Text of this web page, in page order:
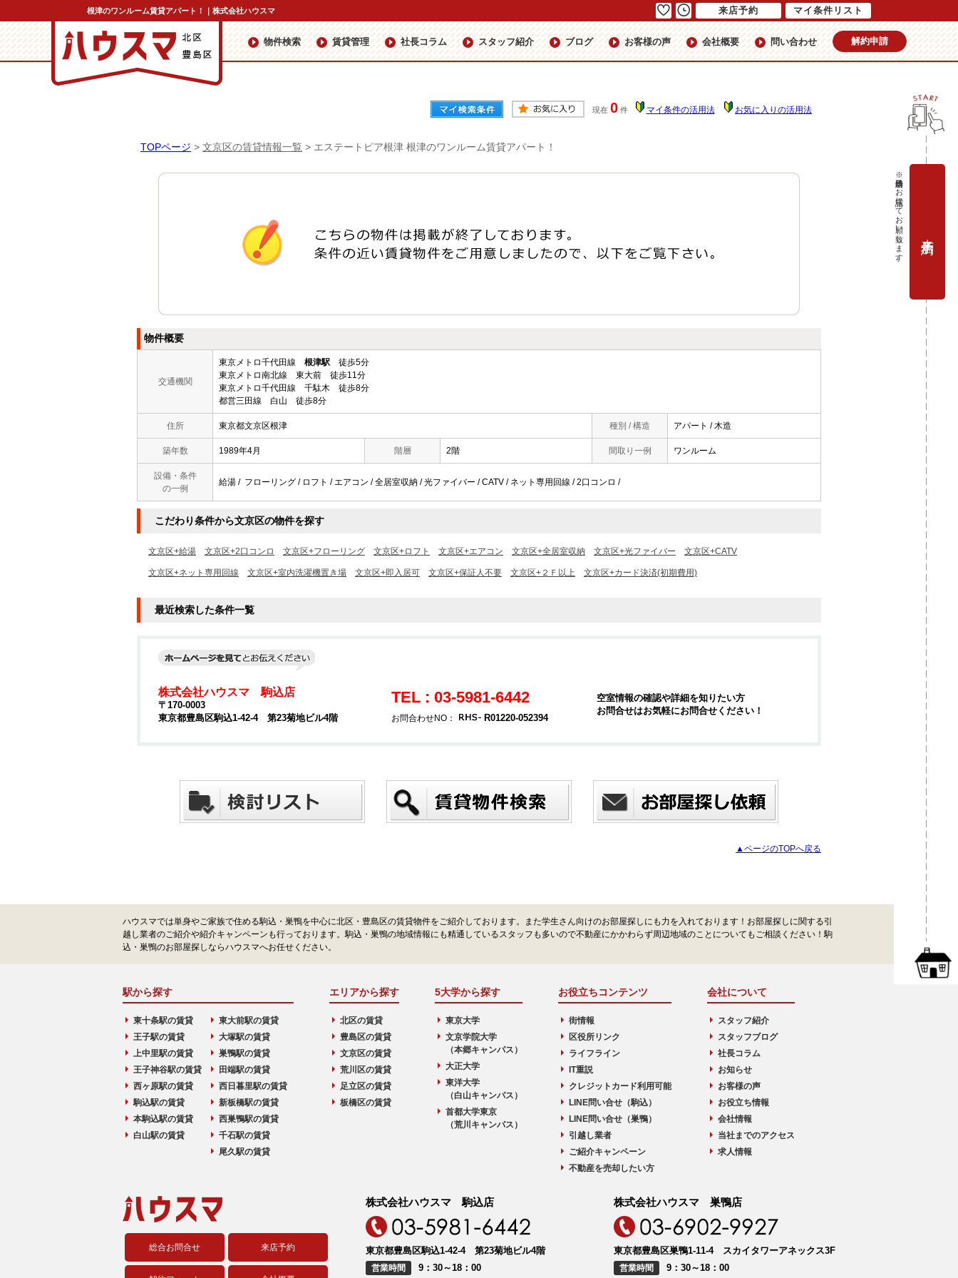
根津のワンルーム賃貸アパート！｜株式会社ハウスマ
物件検索 賃貸管理 社長コラム スタッフ紹介 ブログ お客様の声 会社概要 問い合わせ 解約申請
現在 0 件 マイ条件の活用法 お気に入りの活用法
TOPページ > 文京区の賃貸情報一覧 > エステートピア根津 根津のワンルーム賃貸アパート！
物件概要
交通機関
東京メトロ千代田線 根津駅 徒歩5分
東京メトロ南北線 東大前 徒歩11分
東京メトロ千代田線 千駄木 徒歩8分
都営三田線 白山 徒歩8分
住所 東京都文京区根津 種別 / 構造 アパート / 木造
築年数 1989年4月 階層 2階 間取り一例 ワンルーム
設備・条件
の一例
給湯 / フローリング / ロフト / エアコン / 全居室収納 / 光ファイバー / CATV / ネット専用回線 / 2口コンロ /
こだわり条件から文京区の物件を探す
文京区+給湯 文京区+2口コンロ 文京区+フローリング 文京区+ロフト 文京区+エアコン 文京区+全居室収納 文京区+光ファイバー 文京区+CATV
文京区+ネット専用回線 文京区+室内洗濯機置き場 文京区+即入居可 文京区+保証人不要 文京区+２Ｆ以上 文京区+カード決済(初期費用)
最近検索した条件一覧
株式会社ハウスマ 駒込店
〒170-0003
東京都豊島区駒込1-42-4 第23菊地ビル4階
TEL : 03-5981-6442
お問合わせNO： R01220-052394
空室情報の確認や詳細を知りたい方
お問合せはお気軽にお問合せください！
▲ページのTOPへ戻る
ハウスマでは単身やご家族で住める駒込・巣鴨を中心に北区・豊島区の賃貸物件をご紹介しております。また学生さん向けのお部屋探しにも力を入れております！お部屋探しに関する引
越し業者のご紹介や紹介キャンペーンも行っております。駒込・巣鴨の地域情報にも精通しているスタッフも多いので不動産にかかわらず周辺地域のことについてもご相談ください！駒
込・巣鴨のお部屋探しならハウスマへお任せください。
駅から探す
東十条駅の賃貸
王子駅の賃貸
上中里駅の賃貸
王子神谷駅の賃貸
西ヶ原駅の賃貸
駒込駅の賃貸
本駒込駅の賃貸
白山駅の賃貸
東大前駅の賃貸
大塚駅の賃貸
巣鴨駅の賃貸
田端駅の賃貸
西日暮里駅の賃貸
新板橋駅の賃貸
西巣鴨駅の賃貸
千石駅の賃貸
尾久駅の賃貸
エリアから探す
北区の賃貸
豊島区の賃貸
文京区の賃貸
荒川区の賃貸
足立区の賃貸
板橋区の賃貸
5大学から探す
東京大学
文京学院大学
（本郷キャンパス）
大正大学
東洋大学
（白山キャンパス）
首都大学東京
（荒川キャンパス）
お役立ちコンテンツ
街情報
区役所リンク
ライフライン
IT重説
クレジットカード利用可能
LINE問い合せ（駒込）
LINE問い合せ（巣鴨）
引越し業者
ご紹介キャンペーン
不動産を売却したい方
会社について
スタッフ紹介
スタッフブログ
社長コラム
お知らせ
お客様の声
お役立ち情報
会社情報
当社までのアクセス
求人情報
総合お問合せ 来店予約
株式会社ハウスマ 駒込店
東京都豊島区駒込1-42-4 第23菊地ビル4階
営業時間 9：30～18：00
株式会社ハウスマ 巣鴨店
東京都豊島区巣鴨1-11-4 スカイタワーアネックス3F
営業時間 9：30～18：00
来店予約 マイ条件リスト
※当日予約はお電話にてお願い致します。